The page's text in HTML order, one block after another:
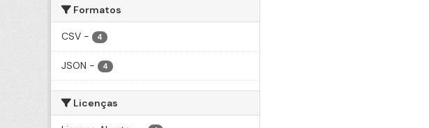
Formatos
CSV - 4
JSON - 4
Licenças